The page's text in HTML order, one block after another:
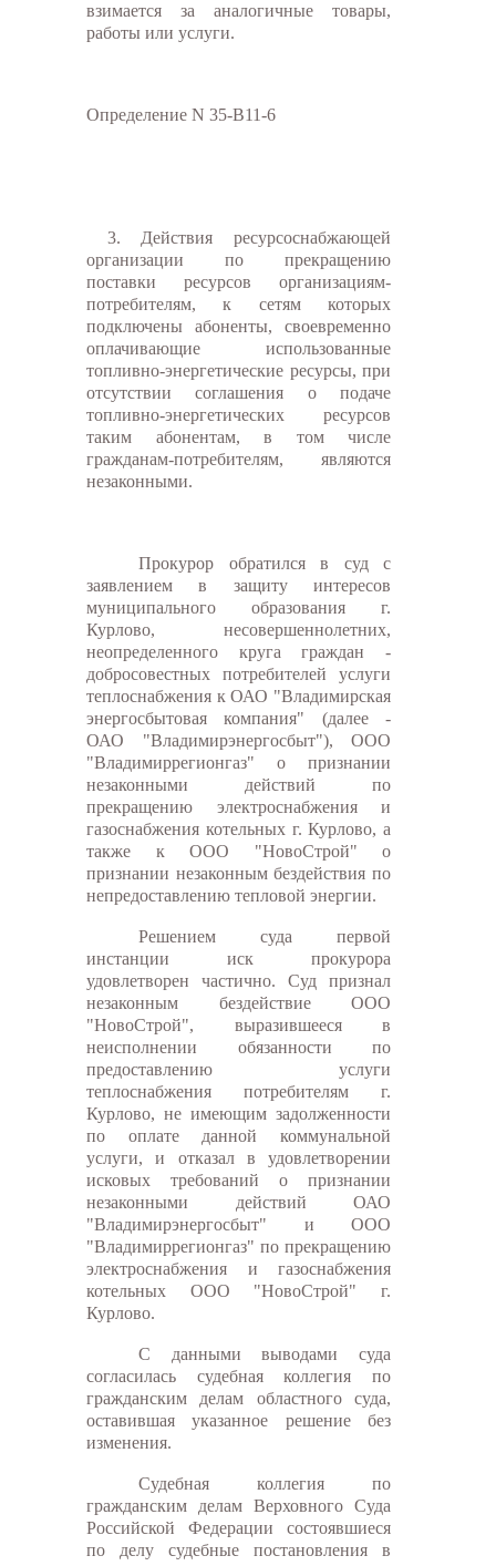
взимается за аналогичные товары,
работы или услуги.
Определение N 35-В11-6
3. Действия ресурсоснабжающей
организации по прекращению
поставки ресурсов организациям-
потребителям, к сетям которых
подключены абоненты, своевременно
оплачивающие использованные
топливно-энергетические ресурсы, при
отсутствии соглашения о подаче
топливно-энергетических ресурсов
таким абонентам, в том числе
гражданам-потребителям, являются
незаконными.
Прокурор обратился в суд с
заявлением в защиту интересов
муниципального образования г.
Курлово, несовершеннолетних,
неопределенного круга граждан -
добросовестных потребителей услуги
теплоснабжения к ОАО "Владимирская
энергосбытовая компания" (далее -
ОАО "Владимирэнергосбыт"), ООО
"Владимиррегионгаз" о признании
незаконными действий по
прекращению электроснабжения и
газоснабжения котельных г. Курлово, а
также к ООО "НовоСтрой" о
признании незаконным бездействия по
непредоставлению тепловой энергии.
Решением суда первой
инстанции иск прокурора
удовлетворен частично. Суд признал
незаконным бездействие ООО
"НовоСтрой", выразившееся в
неисполнении обязанности по
предоставлению услуги
теплоснабжения потребителям г.
Курлово, не имеющим задолженности
по оплате данной коммунальной
услуги, и отказал в удовлетворении
исковых требований о признании
незаконными действий ОАО
"Владимирэнергосбыт" и ООО
"Владимиррегионгаз" по прекращению
электроснабжения и газоснабжения
котельных ООО "НовоСтрой" г.
Курлово.
С данными выводами суда
согласилась судебная коллегия по
гражданским делам областного суда,
оставившая указанное решение без
изменения.
Судебная коллегия по
гражданским делам Верховного Суда
Российской Федерации состоявшиеся
по делу судебные постановления в